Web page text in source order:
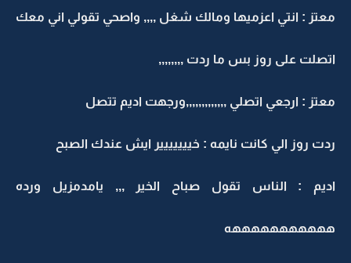
معتز : انتي اعزميها ومالك شغل ,,,, واصحي تقولي اني معك
اتصلت على روز بس ما ردت ,,,,,,,,
معتز : ارجعي اتصلي ,,,,,,,,,,,,,ورجهت اديم تتصل
ردت روز الي كانت نايمه : خييييييير ايش عندك الصبح
اديم : الناس تقول صباح الخير ,,, يامدمزيل ورده
هههههههههههه